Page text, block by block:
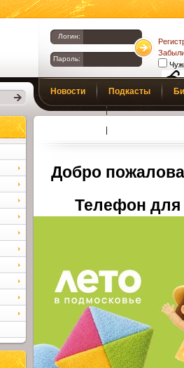
Логин:
Пароль:
Новости Подкасты
Добро
Телефон для